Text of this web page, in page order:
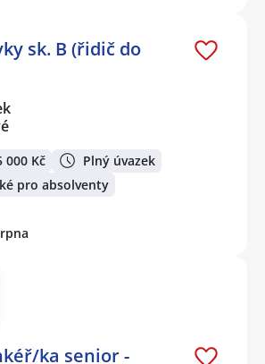
sk. B (řidič do
000 Kč
Plný úvazek
pro absolventy
ka senior -